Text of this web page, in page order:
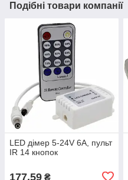
Подібні товари компанії
LED дімер 5-24V 6A, пульт
IR 14 кнопок
177,59 ₴